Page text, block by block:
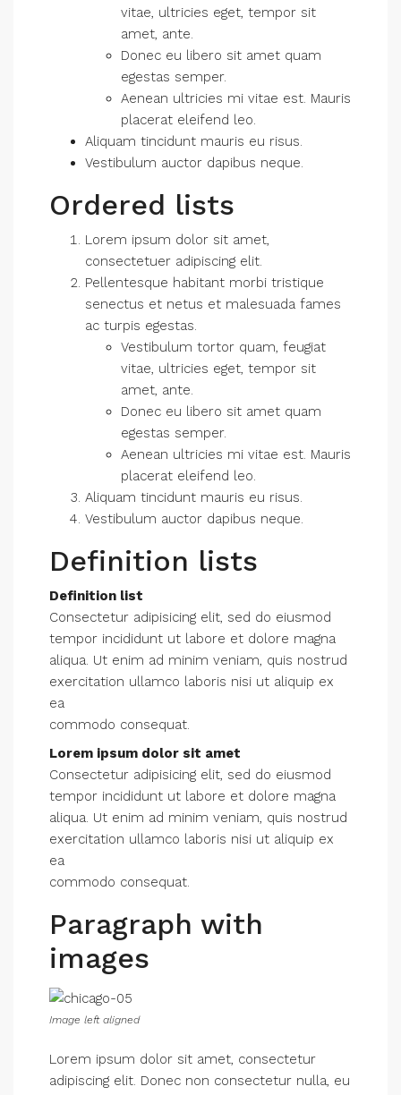
vitae, ultricies eget, tempor sit
amet, ante.
Donec eu libero sit amet quam
egestas semper.
Aenean ultricies mi vitae est. Mauris
placerat eleifend leo.
Aliquam tincidunt mauris eu risus.
Vestibulum auctor dapibus neque.
Ordered lists
Lorem ipsum dolor sit amet,
consectetuer adipiscing elit.
Pellentesque habitant morbi tristique
senectus et netus et malesuada fames
ac turpis egestas.
Vestibulum tortor quam, feugiat
vitae, ultricies eget, tempor sit
amet, ante.
Donec eu libero sit amet quam
egestas semper.
Aenean ultricies mi vitae est. Mauris
placerat eleifend leo.
Aliquam tincidunt mauris eu risus.
Vestibulum auctor dapibus neque.
Definition lists
Definition list
Consectetur adipisicing elit, sed do eiusmod
tempor incididunt ut labore et dolore magna
aliqua. Ut enim ad minim veniam, quis nostrud
exercitation ullamco laboris nisi ut aliquip ex
ea
commodo consequat.
Lorem ipsum dolor sit amet
Consectetur adipisicing elit, sed do eiusmod
tempor incididunt ut labore et dolore magna
aliqua. Ut enim ad minim veniam, quis nostrud
exercitation ullamco laboris nisi ut aliquip ex
ea
commodo consequat.
Paragraph with
images
Image left aligned
Lorem ipsum dolor sit amet, consectetur
adipiscing elit. Donec non consectetur nulla, eu